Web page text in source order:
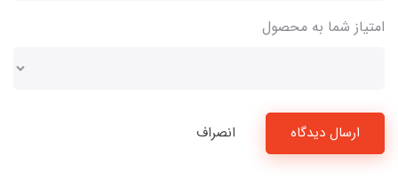
امتیاز شما به محصول
ارسال دیدگاه انصراف